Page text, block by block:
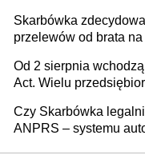
Skarbówka
przelewów od brata na
darowizna, ale
Od 2 sierpnia
Act. Wielu
Czy Skarbówka
ANPRS – systemu